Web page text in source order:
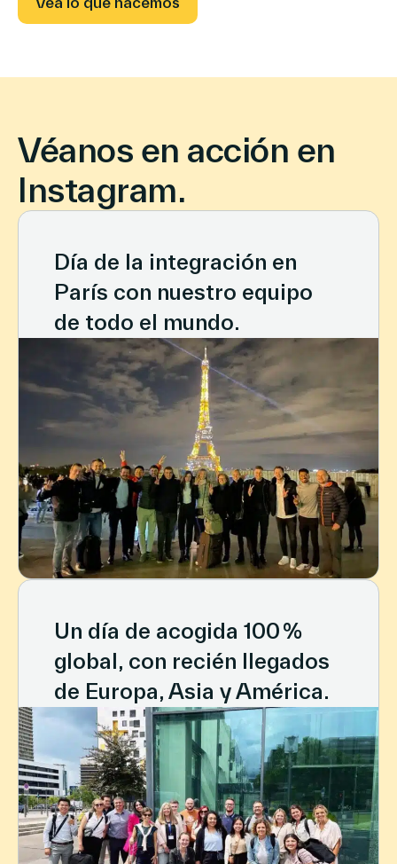
Véanos en acción en
Instagram.
Día de la integración en
París con nuestro equipo
de todo el mundo.
Un día de acogida 100 %
global, con recién llegados
de Europa, Asia y América.